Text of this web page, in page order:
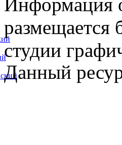
Информация
размещается
студии
Данный